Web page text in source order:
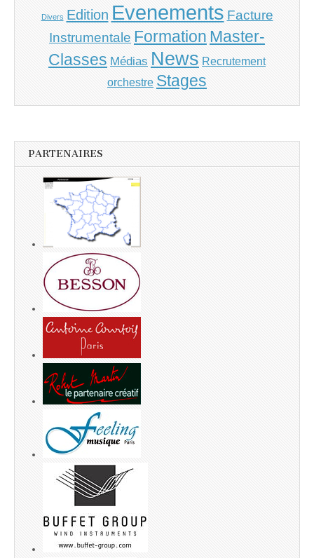
Divers Edition Evenements Facture
Instrumentale Formation Master-
Classes Médias News Recrutement
orchestre Stages
PARTENAIRES